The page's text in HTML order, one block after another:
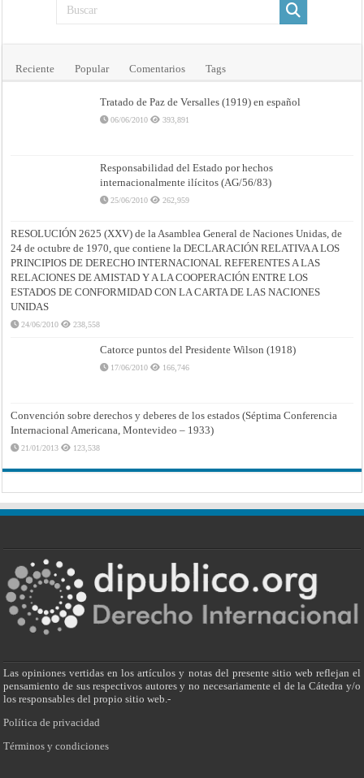
Reciente Popular Comentarios Tags
Tratado de Paz de Versalles (1919) en español
06/06/2010 393,891
Responsabilidad del Estado por hechos
internacionalmente ilícitos (AG/56/83)
25/06/2010 262,959
RESOLUCIÓN 2625 (XXV) de la Asamblea General de Naciones Unidas, de
24 de octubre de 1970, que contiene la DECLARACIÓN RELATIVA A LOS
PRINCIPIOS DE DERECHO INTERNACIONAL REFERENTES A LAS
RELACIONES DE AMISTAD Y A LA COOPERACIÓN ENTRE LOS
ESTADOS DE CONFORMIDAD CON LA CARTA DE LAS NACIONES
UNIDAS
24/06/2010 238,558
Catorce puntos del Presidente Wilson (1918)
17/06/2010 166,746
Convención sobre derechos y deberes de los estados (Séptima Conferencia
Internacional Americana, Montevideo – 1933)
21/01/2013 123,538
Las opiniones vertidas en los artículos y notas del presente sitio web reflejan el
pensamiento de sus respectivos autores y no necesariamente el de la Cátedra y/o
los responsables del propio sitio web.-
Política de privacidad
Términos y condiciones